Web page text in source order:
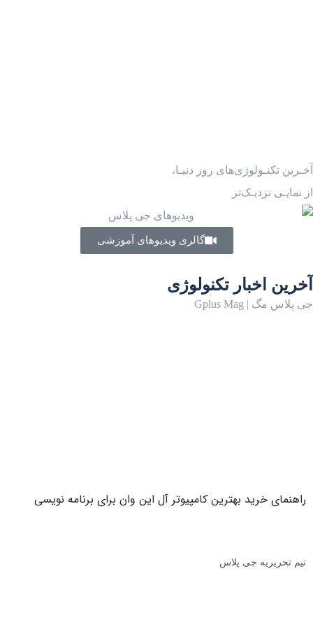
آخـرین تکنـولوژی‌های روز دنیـا،
از نمایـی نزدیـک‌تر
گالری ویدیوهای آموزشی
آخرین اخبار تکنولوژی
جی پلاس مگ | Gplus Mag
راهنمای خرید بهترین کامپیوتر آل این وان برای برنامه نویسی
تیم تحریریه جی پلاس